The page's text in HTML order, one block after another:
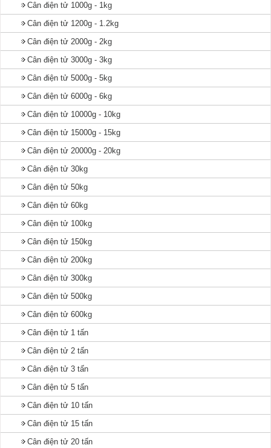
Cân điện tử 1000g - 1kg
Cân điện tử 1200g - 1.2kg
Cân điện tử 2000g - 2kg
Cân điện tử 3000g - 3kg
Cân điện tử 5000g - 5kg
Cân điện tử 6000g - 6kg
Cân điện tử 10000g - 10kg
Cân điện tử 15000g - 15kg
Cân điện tử 20000g - 20kg
Cân điện tử 30kg
Cân điện tử 50kg
Cân điện tử 60kg
Cân điện tử 100kg
Cân điện tử 150kg
Cân điện tử 200kg
Cân điện tử 300kg
Cân điện tử 500kg
Cân điện tử 600kg
Cân điện tử 1 tấn
Cân điện tử 2 tấn
Cân điện tử 3 tấn
Cân điện tử 5 tấn
Cân điện tử 10 tấn
Cân điện tử 15 tấn
Cân điện tử 20 tấn